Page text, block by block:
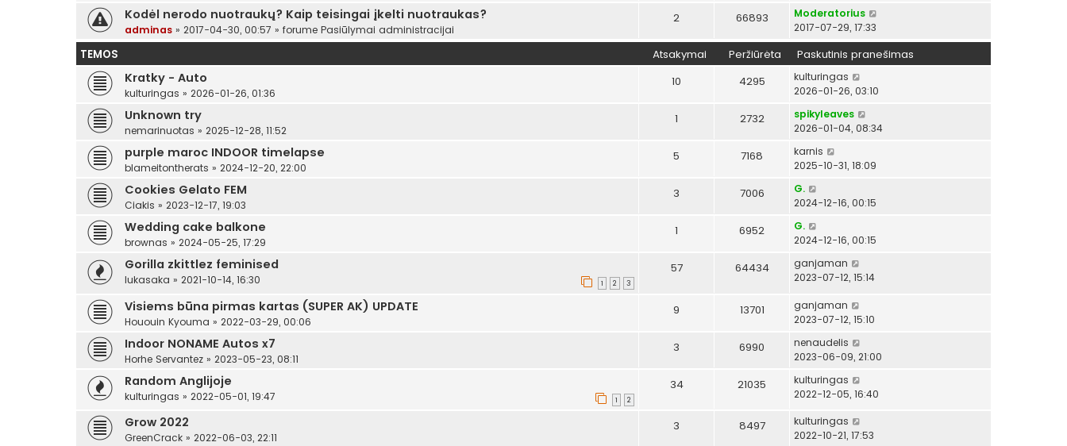
Kodėl nerodo nuotraukų? Kaip teisingai įkelti nuotraukas?
adminas » 2017-04-30, 00:57 » forume Pasiūlymai administracijai
2 66893
Moderatorius
2017-07-29, 17:33
TEMOS Atsakymai Peržiūrėta Paskutinis pranešimas
Kratky - Auto
kulturingas » 2026-01-26, 01:36
10 4295
kulturingas
2026-01-26, 03:10
Unknown try
nemarinuotas » 2025-12-28, 11:52
1 2732
spikyleaves
2026-01-04, 08:34
purple maroc INDOOR timelapse
blameitontherats » 2024-12-20, 22:00
5 7168
karnis
2025-10-31, 18:09
Cookies Gelato FEM
Ciakis » 2023-12-17, 19:03
3 7006
G.
2024-12-16, 00:15
Wedding cake balkone
brownas » 2024-05-25, 17:29
1 6952
G.
2024-12-16, 00:15
Gorilla zkittlez feminised
lukasaka » 2021-10-14, 16:30 1 2 3
57 64434
ganjaman
2023-07-12, 15:14
Visiems būna pirmas kartas (SUPER AK) UPDATE
Hououin Kyouma » 2022-03-29, 00:06
9 13701
ganjaman
2023-07-12, 15:10
Indoor NONAME Autos x7
Horhe Servantez » 2023-05-23, 08:11
3 6990
nenaudelis
2023-06-09, 21:00
Random Anglijoje
kulturingas » 2022-05-01, 19:47 1 2
34 21035
kulturingas
2022-12-05, 16:40
Grow 2022
GreenCrack » 2022-06-03, 22:11
3 8497
kulturingas
2022-10-21, 17:53